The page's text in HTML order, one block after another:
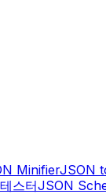
MinifierJSON
스터JSON